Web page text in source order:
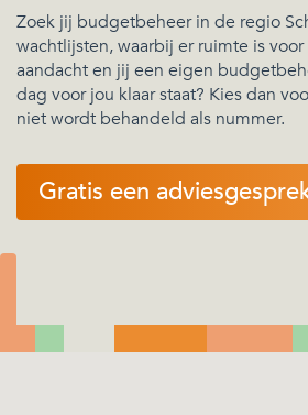
Zoek jij budgetbeheer in de regio
wachtlijsten, waarbij er ruimte is
aandacht en jij een eigen
dag voor jou klaar staat? Kies dan
niet wordt behandeld als nummer.
Gratis een